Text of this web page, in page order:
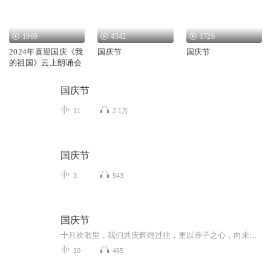
1969
2024年喜迎国庆《我
的祖国》云上朗诵会
4542
国庆节
1726
国庆节
国庆节
11 2.1万
国庆节
3 543
国庆节
10 465